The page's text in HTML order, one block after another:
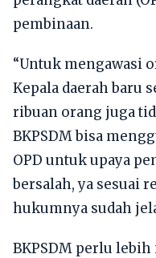
pembinaan.
“Untuk mengawasi
Kepala daerah baru
ribuan orang juga
BKPSDM bisa
OPD untuk upaya
bersalah, ya sesuai
hukumnya sudah
BKPSDM perlu